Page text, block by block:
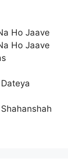
Ho Jaave
Ho Jaave